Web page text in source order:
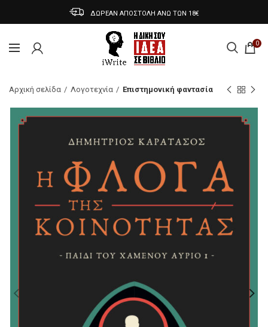
ΔΩΡΕΑΝ ΑΠΟΣΤΟΛΗ ΑΝΩ ΤΩΝ 18€
0
Αρχική σελίδα Λογοτεχνία Επιστημονική φαντασία